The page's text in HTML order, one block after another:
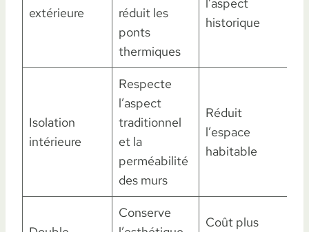
extérieure
réduit les
ponts
thermiques
l’aspect
historique
Isolation
intérieure
Respecte
l’aspect
traditionnel
et la
perméabilité
des murs
Réduit
l’espace
habitable
Conserve
Coût plus